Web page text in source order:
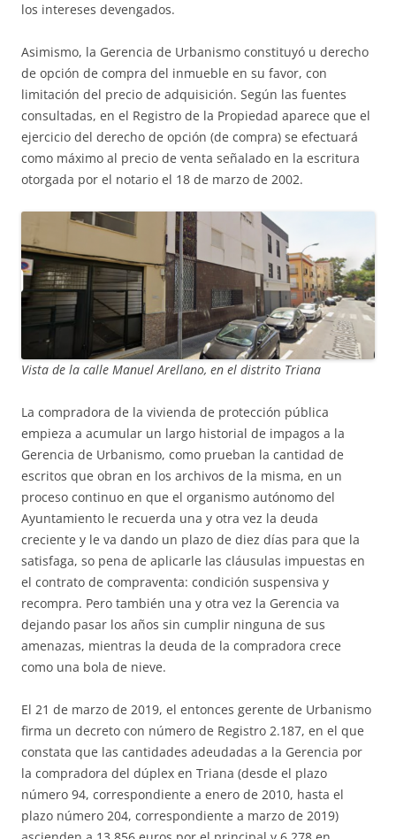
los intereses devengados.
Asimismo, la Gerencia de Urbanismo constituyó u derecho
de opción de compra del inmueble en su favor, con
limitación del precio de adquisición. Según las fuentes
consultadas, en el Registro de la Propiedad aparece que el
ejercicio del derecho de opción (de compra) se efectuará
como máximo al precio de venta señalado en la escritura
otorgada por el notario el 18 de marzo de 2002.
Vista de la calle Manuel Arellano, en el distrito Triana
La compradora de la vivienda de protección pública
empieza a acumular un largo historial de impagos a la
Gerencia de Urbanismo, como prueban la cantidad de
escritos que obran en los archivos de la misma, en un
proceso continuo en que el organismo autónomo del
Ayuntamiento le recuerda una y otra vez la deuda
creciente y le va dando un plazo de diez días para que la
satisfaga, so pena de aplicarle las cláusulas impuestas en
el contrato de compraventa: condición suspensiva y
recompra. Pero también una y otra vez la Gerencia va
dejando pasar los años sin cumplir ninguna de sus
amenazas, mientras la deuda de la compradora crece
como una bola de nieve.
El 21 de marzo de 2019, el entonces gerente de Urbanismo
firma un decreto con número de Registro 2.187, en el que
constata que las cantidades adeudadas a la Gerencia por
la compradora del dúplex en Triana (desde el plazo
número 94, correspondiente a enero de 2010, hasta el
plazo número 204, correspondiente a marzo de 2019)